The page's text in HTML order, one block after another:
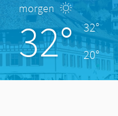
morgen
32°
32°
20°